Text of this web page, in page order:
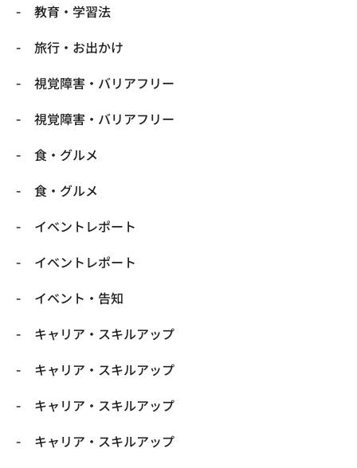
​教育・学習法
​旅行・お出かけ
​視覚障害・バリアフリー
​視覚障害・バリアフリー
​食・グルメ
​食・グルメ
イベントレポート
イベントレポート
イベント・告知
キャリア・スキルアップ
キャリア・スキルアップ
キャリア・スキルアップ
キャリア・スキルアップ